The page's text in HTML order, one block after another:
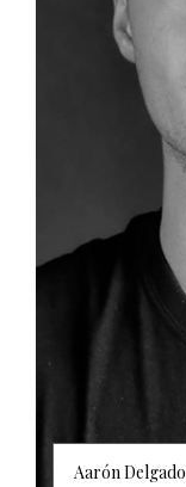
Aarón Delgado